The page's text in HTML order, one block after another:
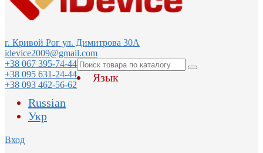
г. Кривой Рог ул. Димитрова 30А
idevice2009@gmail.com
+38 067 395-74-44
+38 095 631-24-44
+38 093 462-56-62
Язык
Russian
Укр
Вход